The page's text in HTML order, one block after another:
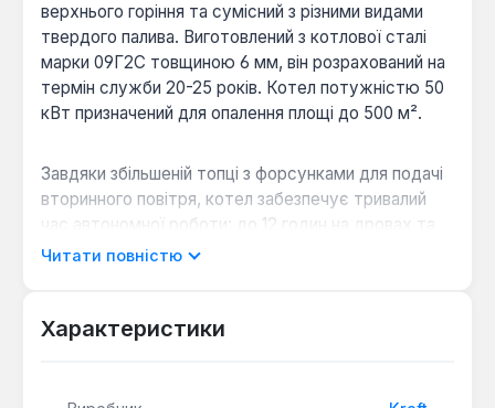
верхнього горіння та сумісний з різними видами
твердого палива. Виготовлений з котлової сталі
марки 09Г2С товщиною 6 мм, він розрахований на
термін служби 20-25 років. Котел потужністю 50
кВт призначений для опалення площі до 500 м².
Завдяки збільшеній топці з форсунками для подачі
вторинного повітря, котел забезпечує тривалий
час автономної роботи: до 12 годин на дровах та
до 24 годин на вугіллі. Управління процесом горіння
наддуву), що дозволяє знизити витрату палива та
Читати повністю
Характеристики